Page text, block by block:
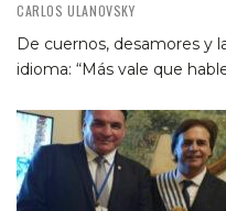
CARLOS ULANOVSKY
De cuernos, desamores y
idioma: “Más vale que